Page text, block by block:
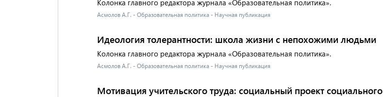
Колонка главного редактора журнала «Образовательная политика».
Асмолов А.Г. - Образовательная политика - Научная публикация
Идеология толерантности: школа жизни с непохожими людьми
Колонка главного редактора журнала «Образовательная политика».
Асмолов А.Г. - Образовательная политика - Научная публикация
Мотивация учительского труда: социальный проект социального